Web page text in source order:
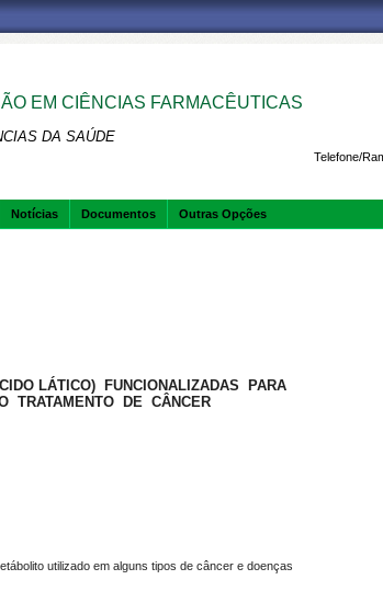
EM CIÊNCIAS FARMACÊUTICAS
DA SAÚDE
Telefone/
Notícias Documentos Outras Opções
LÁTICO) FUNCIONALIZADAS PARA
TRATAMENTO DE CÂNCER
utilizado em alguns tipos de câncer e doenças